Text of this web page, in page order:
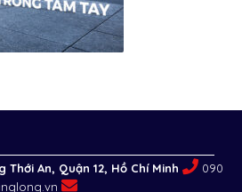
Thới An, Quận 12, Hồ Chí Minh
090